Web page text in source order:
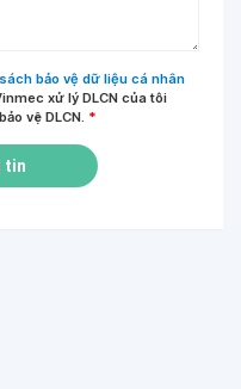
bảo vệ dữ liệu cá nhân
xử lý DLCN của tôi
vệ DLCN. *
tin